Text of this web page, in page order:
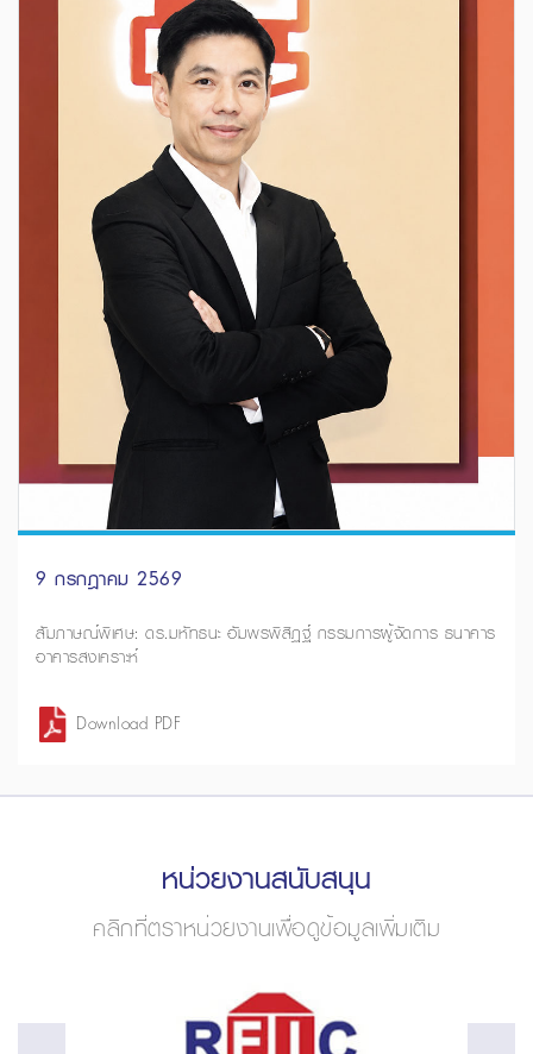
9 กรกฎาคม 2569
สัมภาษณ์พิเศษ: ดร.มหัทธนะ อัมพรพิสิฏฐ์ กรรมการผู้จัดการ ธนาคาร
อาคารสงเคราะห์
Download PDF
หน่วยงานสนับสนุน
คลิกที่ตราหน่วยงานเพื่อดูข้อมูลเพิ่มเติม